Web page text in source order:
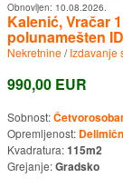
Obnovljen: 10.08.2026.
Kalenić, Vračar
polunamešten
Nekretnine/Izdavanje
990,00 EUR
Sobnost:
Opremljenost:
Kvadratura:115m2
Grejanje:Gradsko